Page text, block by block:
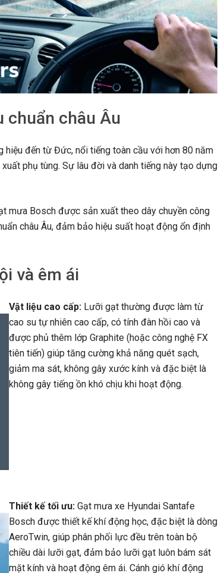
chuẩn châu Âu
hiệu đến từ Đức, nổi tiếng toàn cầu với hơn 80 năm
phụ tùng. Sự lâu đời và danh tiếng này tạo dựng
mưa Bosch được sản xuất theo dây chuyền công
châu Âu, đảm bảo hiệu suất hoạt động ổn định
và êm ái
Vật liệu cao cấp: Lưỡi gạt thường được làm từ
cao su tự nhiên cao cấp, có tính đàn hồi cao và
được phủ thêm lớp Graphite (hoặc công nghệ FX
tiên tiến) giúp tăng cường khả năng quét sạch,
giảm ma sát, không gây xước kính và đặc biệt là
không gây tiếng ồn khó chịu khi hoạt động.
Thiết kế tối ưu: Gạt mưa xe Hyundai Santafe
Bosch được thiết kế khí động học, đặc biệt là dòng
AeroTwin, giúp phân phối lực đều trên toàn bộ
chiều dài lưỡi gạt, đảm bảo lưỡi gạt luôn bám sát
mặt kính và hoạt động êm ái. Cánh gió khí động